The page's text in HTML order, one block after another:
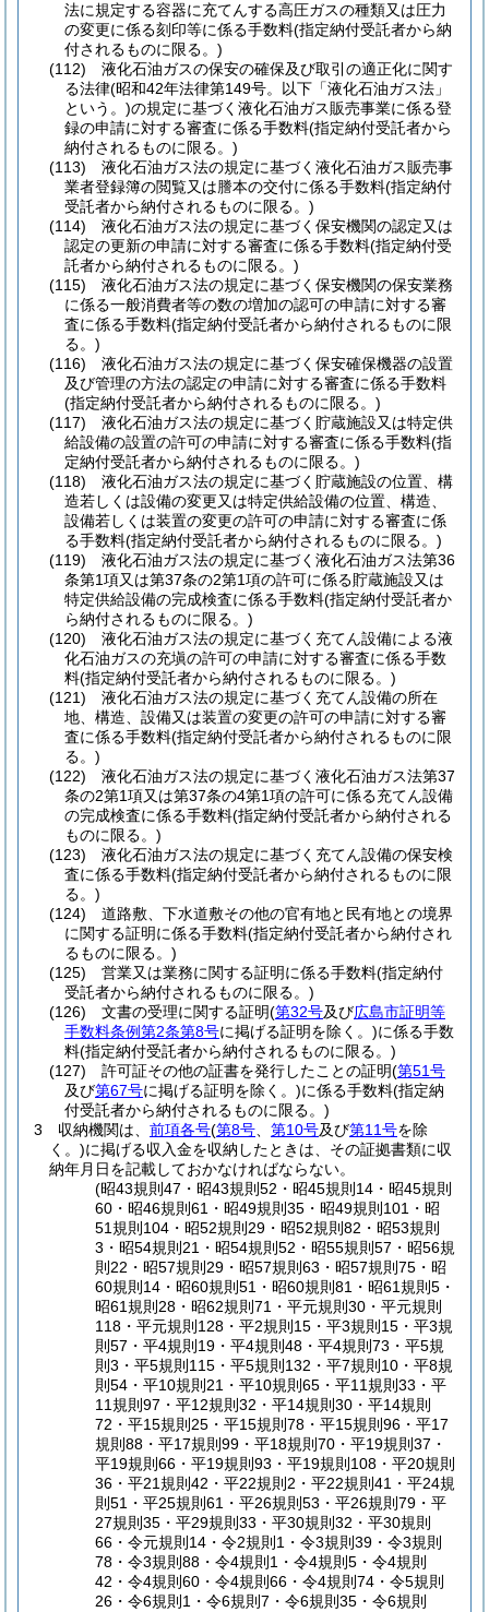
法に規定する容器に充てんする高圧ガスの種類又は圧力
の変更に係る刻印等に係る手数料(指定納付受託者から納
付されるものに限る。)
(112)
液化石油ガスの保安の確保及び取引の適正化に関す
る法律(昭和42年法律第149号。以下「液化石油ガス法」
という。)の規定に基づく液化石油ガス販売事業に係る登
録の申請に対する審査に係る手数料(指定納付受託者から
納付されるものに限る。)
(113)
液化石油ガス法の規定に基づく液化石油ガス販売事
業者登録簿の閲覧又は謄本の交付に係る手数料(指定納付
受託者から納付されるものに限る。)
(114)
液化石油ガス法の規定に基づく保安機関の認定又は
認定の更新の申請に対する審査に係る手数料(指定納付受
託者から納付されるものに限る。)
(115)
液化石油ガス法の規定に基づく保安機関の保安業務
に係る一般消費者等の数の増加の認可の申請に対する審
査に係る手数料(指定納付受託者から納付されるものに限
る。)
(116)
液化石油ガス法の規定に基づく保安確保機器の設置
及び管理の方法の認定の申請に対する審査に係る手数料
(指定納付受託者から納付されるものに限る。)
(117)
液化石油ガス法の規定に基づく貯蔵施設又は特定供
給設備の設置の許可の申請に対する審査に係る手数料(指
定納付受託者から納付されるものに限る。)
(118)
液化石油ガス法の規定に基づく貯蔵施設の位置、構
造若しくは設備の変更又は特定供給設備の位置、構造、
設備若しくは装置の変更の許可の申請に対する審査に係
る手数料(指定納付受託者から納付されるものに限る。)
(119)
液化石油ガス法の規定に基づく液化石油ガス法第36
条第1項又は第37条の2第1項の許可に係る貯蔵施設又は
特定供給設備の完成検査に係る手数料(指定納付受託者か
ら納付されるものに限る。)
(120)
液化石油ガス法の規定に基づく充てん設備による液
化石油ガスの充塡の許可の申請に対する審査に係る手数
料(指定納付受託者から納付されるものに限る。)
(121)
液化石油ガス法の規定に基づく充てん設備の所在
地、構造、設備又は装置の変更の許可の申請に対する審
査に係る手数料(指定納付受託者から納付されるものに限
る。)
(122)
液化石油ガス法の規定に基づく液化石油ガス法第37
条の2第1項又は第37条の4第1項の許可に係る充てん設備
の完成検査に係る手数料(指定納付受託者から納付される
ものに限る。)
(123)
液化石油ガス法の規定に基づく充てん設備の保安検
査に係る手数料(指定納付受託者から納付されるものに限
る。)
(124)
道路敷、下水道敷その他の官有地と民有地との境界
に関する証明に係る手数料(指定納付受託者から納付され
るものに限る。)
(125)
営業又は業務に関する証明に係る手数料(指定納付
受託者から納付されるものに限る。)
(126)
文書の受理に関する証明(第32号及び広島市証明等
手数料条例第2条第8号に掲げる証明を除く。)に係る手数
料(指定納付受託者から納付されるものに限る。)
(127)
許可証その他の証書を発行したことの証明(第51号
及び第67号に掲げる証明を除く。)に係る手数料(指定納
付受託者から納付されるものに限る。)
3
収納機関は、 前項各号(第8号 第10号及び第11号を除
く。)に掲げる収入金を収納したときは、その証拠書類に収
納年月日を記載しておかなければならない。
(昭43規則47・昭43規則52・昭45規則14・昭45規則
60・昭46規則61・昭49規則35・昭49規則101・昭
51規則104・昭52規則29・昭52規則82・昭53規則
3・昭54規則21・昭54規則52・昭55規則57・昭56規
則22・昭57規則29・昭57規則63・昭57規則75・昭
60規則14・昭60規則51・昭60規則81・昭61規則5・
昭61規則28・昭62規則71・平元規則30・平元規則
118・平元規則128・平2規則15・平3規則15・平3規
則57・平4規則19・平4規則48・平4規則73・平5規
則3・平5規則115・平5規則132・平7規則10・平8規
則54・平10規則21・平10規則65・平11規則33・平
11規則97・平12規則32・平14規則30・平14規則
72・平15規則25・平15規則78・平15規則96・平17
規則88・平17規則99・平18規則70・平19規則37・
平19規則66・平19規則93・平19規則108・平20規則
36・平21規則42・平22規則2・平22規則41・平24規
則51・平25規則61・平26規則53・平26規則79・平
27規則35・平29規則33・平30規則32・平30規則
66・令元規則14・令2規則1・令3規則39・令3規則
78・令3規則88・令4規則1・令4規則5・令4規則
42・令4規則60・令4規則66・令4規則74・令5規則
26・令6規則1・令6規則7・令6規則35・令6規則